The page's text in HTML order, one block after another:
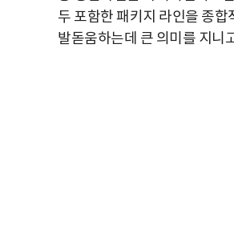
두 포함한 패키지 라인을 종합
발돋움하는데 큰 의미를 지니